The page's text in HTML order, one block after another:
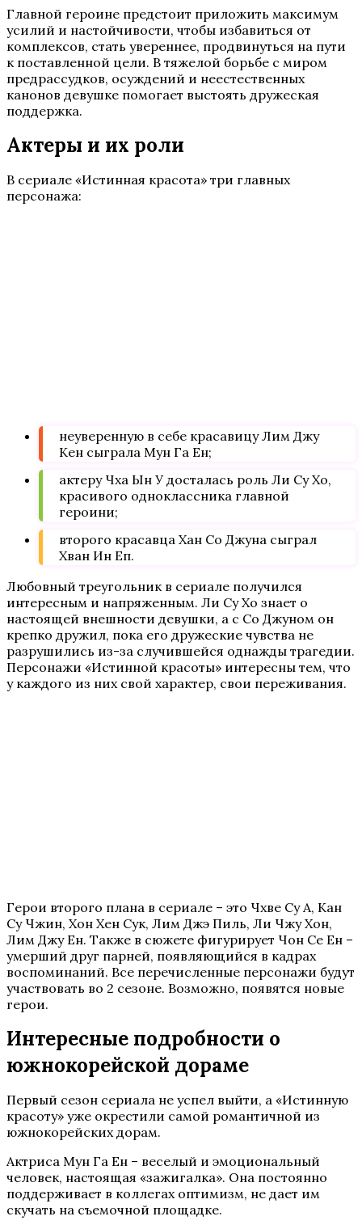
Главной героине предстоит приложить максимум
усилий и настойчивости, чтобы избавиться от
комплексов, стать увереннее, продвинуться на пути
к поставленной цели. В тяжелой борьбе с миром
предрассудков, осуждений и неестественных
канонов девушке помогает выстоять дружеская
поддержка.
Актеры и их роли
В сериале «Истинная красота» три главных
персонажа:
неуверенную в себе красавицу Лим Джу
Кен сыграла Мун Га Ен;
актеру Чха Ын У досталась роль Ли Су Хо,
красивого одноклассника главной
героини;
второго красавца Хан Со Джуна сыграл
Хван Ин Еп.
Любовный треугольник в сериале получился
интересным и напряженным. Ли Су Хо знает о
настоящей внешности девушки, а с Со Джуном он
крепко дружил, пока его дружеские чувства не
разрушились из-за случившейся однажды трагедии.
Персонажи «Истинной красоты» интересны тем, что
у каждого из них свой характер, свои переживания.
Герои второго плана в сериале – это Чхве Су А, Кан
Су Чжин, Хон Хен Сук, Лим Джэ Пиль, Ли Чжу Хон,
Лим Джу Ен. Также в сюжете фигурирует Чон Се Ен –
умерший друг парней, появляющийся в кадрах
воспоминаний. Все перечисленные персонажи будут
участвовать во 2 сезоне. Возможно, появятся новые
герои.
Интересные подробности о
южнокорейской дораме
Первый сезон сериала не успел выйти, а «Истинную
красоту» уже окрестили самой романтичной из
южнокорейских дорам.
Актриса Мун Га Ен – веселый и эмоциональный
человек, настоящая «зажигалка». Она постоянно
поддерживает в коллегах оптимизм, не дает им
скучать на съемочной площадке.